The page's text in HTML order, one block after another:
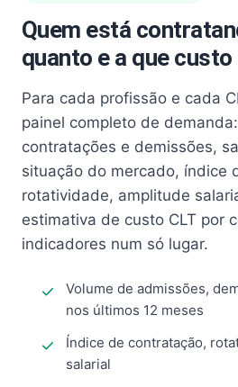
Quem está
quanto e a que custo
Para cada profissão e cada
painel completo de
contratações e demissões,
situação do mercado, índice
rotatividade, amplitude
estimativa de custo CLT por
indicadores num só lugar.
Volume de admissões,
nos últimos 12 meses
Índice de contratação,
salarial